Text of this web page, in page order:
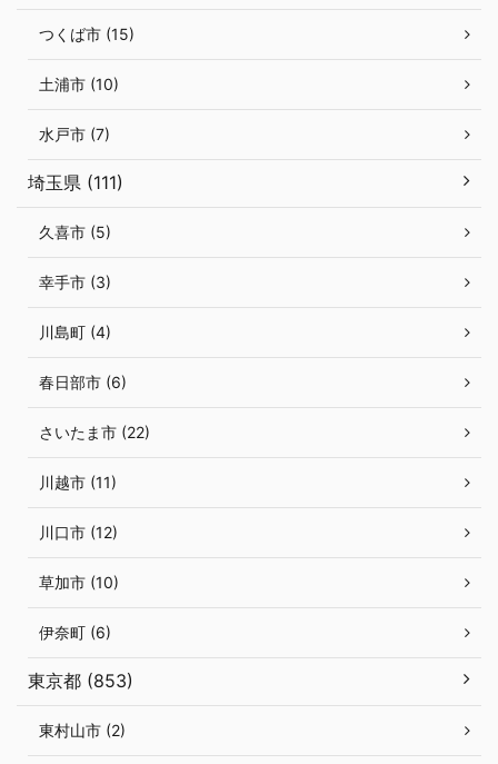
つくば市 (15)
土浦市 (10)
水戸市 (7)
埼玉県 (111)
久喜市 (5)
幸手市 (3)
川島町 (4)
春日部市 (6)
さいたま市 (22)
川越市 (11)
川口市 (12)
草加市 (10)
伊奈町 (6)
東京都 (853)
東村山市 (2)